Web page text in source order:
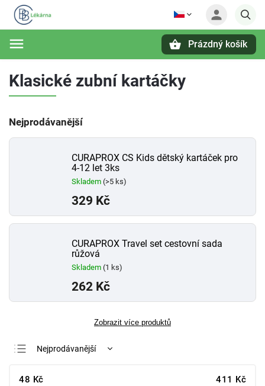
Prázdný košík
Klasické zubní kartáčky
Nejprodávanější
CURAPROX CS Kids dětský kartáček pro
4-12 let 3ks
Skladem (>5 ks)
329 Kč
CURAPROX Travel set cestovní sada
růžová
Skladem (1 ks)
262 Kč
Zobrazit více produktů
Nejprodávanější
48 Kč 411 Kč